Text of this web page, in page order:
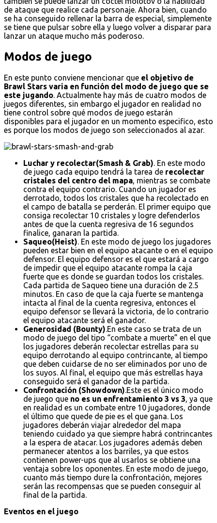
de ataque que realice cada personaje. Ahora bien, cuando
se ha conseguido rellenar la barra de especial, simplemente
se tiene que pulsar sobre ella y luego volver a disparar para
lanzar un ataque mucho más poderoso.
Modos de juego
En este punto conviene mencionar que el objetivo de
Brawl Stars varia en función del modo de juego que se
este jugando. Actualmente hay más de cuatro modos de
juegos diferentes, sin embargo el jugador en realidad no
tiene control sobre qué modos de juego estarán
disponibles para el jugador en un momento especifico, esto
es porque los modos de juego son seleccionados al azar.
Luchar y recolectar(Smash & Grab). En este modo
de juego cada equipo tendrá la tarea de recolectar
cristales del centro del mapa, mientras se combate
contra el equipo contrario. Cuando un jugador es
derrotado, todos los cristales que ha recolectado en
el campo de batalla se perderán. El primer equipo que
consiga recolectar 10 cristales y logre defenderlos
antes de que la cuenta regresiva de 16 segundos
finalice, ganaran la partida.
Saqueo(Heist). En este modo de juego los jugadores
pueden estar bien en el equipo atacante o en el equipo
defensor. El equipo defensor es el que estará a cargo
de impedir que el equipo atacante rompa la caja
fuerte que es donde se guardan todos los cristales.
Cada partida de Saqueo tiene una duración de 2.5
minutos. En caso de que la caja fuerte se mantenga
intacta al final de la cuenta regresiva, entonces el
equipo defensor se llevará la victoria, de lo contrario
el equipo atacante será el ganador.
Generosidad (Bounty).En este caso se trata de un
modo de juego del tipo “combate a muerte” en el que
los jugadores deberán recolectar estrellas para su
equipo derrotando al equipo contrincante, al tiempo
que deben cuidarse de no ser eliminados por uno de
los suyos. Al final, el equipo que más estrellas haya
conseguido será el ganador de la partida.
Confrontación (Showdown).Este es el único modo
de juego que no es un enfrentamiento 3 vs 3, ya que
en realidad es un combate entre 10 jugadores, donde
el último que quede de pie es el que gana. Los
jugadores deberán viajar alrededor del mapa
teniendo cuidado ya que siempre habrá contrincantes
a la espera de atacar. Los jugadores además deben
permanecer atentos a los barriles, ya que estos
contienen power-ups que al usarlos se obtiene una
ventaja sobre los oponentes. En este modo de juego,
cuanto más tiempo dure la confrontación, mejores
serán las recompensas que se pueden conseguir al
final de la partida.
Eventos en el juego